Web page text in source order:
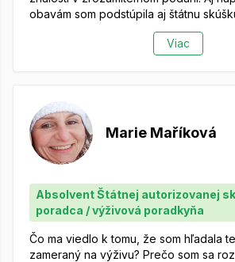
obavám som podstúpila aj štátnu
Viac
Marie Maříková
Absolvent Štátnej autorizovanej
poradca / výživová poradkyňa
Čo ma viedlo k tomu, že som hľadala
zameraný na výživu? Prečo som sa